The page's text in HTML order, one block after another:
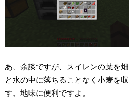
あ、余談ですが、スイレンの葉を
と水の中に落ちることなく小麦を
す。地味に便利ですよ。